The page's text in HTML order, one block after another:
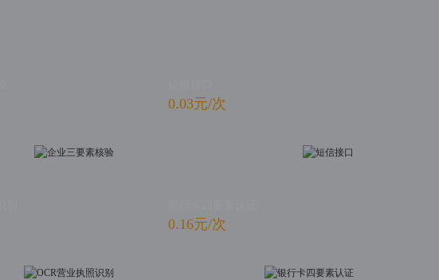
0.03元/次
0.16元/次